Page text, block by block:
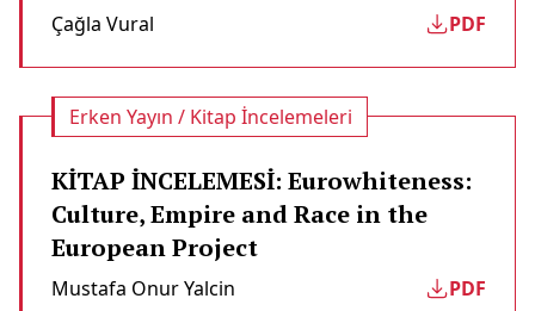
Çağla Vural PDF
Erken Yayın / Kitap İncelemeleri
KİTAP İNCELEMESİ: Eurowhiteness:
Culture, Empire and Race in the
European Project
Mustafa Onur Yalcin PDF